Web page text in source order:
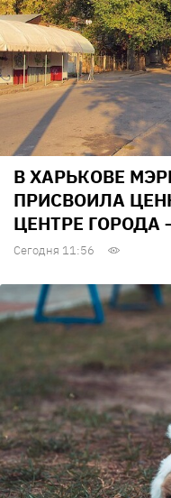
В ХАРЬКОВЕ
ПРИСВОИЛА
ЦЕНТРЕ ГОРОДА
Сегодня 11:56